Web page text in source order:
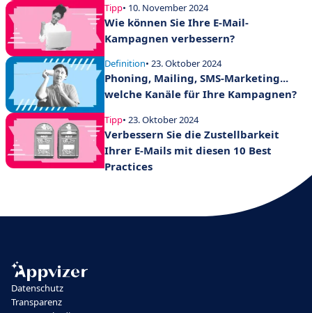
Tipp• 10. November 2024
Wie können Sie Ihre E-Mail-
Kampagnen verbessern?
Definition• 23. Oktober 2024
Phoning, Mailing, SMS-Marketing...
welche Kanäle für Ihre Kampagnen?
Tipp• 23. Oktober 2024
Verbessern Sie die Zustellbarkeit
Ihrer E-Mails mit diesen 10 Best
Practices
Datenschutz
Transparenz